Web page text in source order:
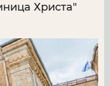
Христа"